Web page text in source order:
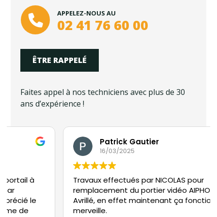
APPELEZ-NOUS AU
02 41 76 60 00
ÊTRE RAPPELÉ
Faites appel à nos techniciens avec plus de 30
ans d’expérience !
Patrick Gautier
16/03/2025
Travaux effectués par NICOLAS pour
remplacement du portier vidéo AIPHONE à
Avrillé, en effet maintenant ça fonctionne à
merveille.